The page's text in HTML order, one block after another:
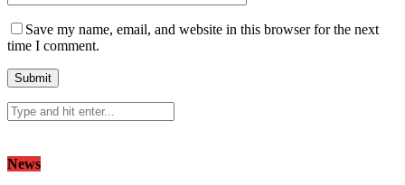
Save my name, email, and website in this browser for the next
time I comment.
News